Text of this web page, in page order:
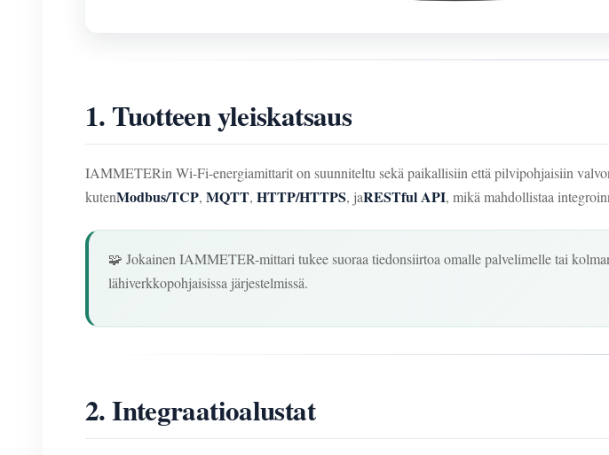
1. Tuotteen yleiskatsaus
IAMMETERin Wi-Fi-energiamittarit on suunniteltu sekä paikallisiin että pilvipohjaisiin
kutenModbus/TCP, MQTT, HTTP/HTTPS, jaRESTful API, mikä mahdollistaa
🧩 Jokainen IAMMETER-mittari tukee suoraa tiedonsiirtoa omalle palvelimelle tai
lähiverkkopohjaisissa järjestelmissä.
2. Integraatioalustat